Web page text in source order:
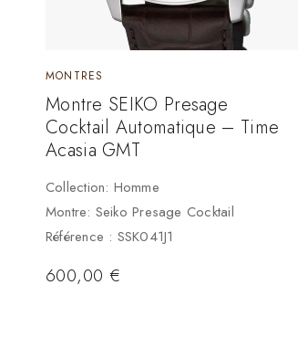
MONTRES
Montre SEIKO Presage
Cocktail Automatique – Time
Acasia GMT
Collection: Homme
Montre: Seiko Presage Cocktail
Référence : SSK041J1
600,00 €